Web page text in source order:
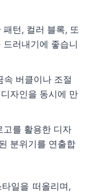
턴, 컬러 블록, 또
러내기에 좋습니
버클이나 조절
자인을 동시에 만
를 활용한 디자
분위기를 연출합
일을 떠올리며,